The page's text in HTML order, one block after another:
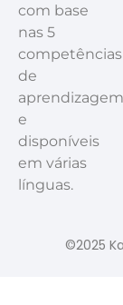
com base
nas 5
competências
de
aprendizagem
e
disponíveis
em várias
línguas.
©2025